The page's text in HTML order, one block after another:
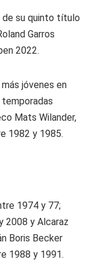
de su quinto título
Garros
2022.
jóvenes en
temporadas
Mats Wilander,
1982 y 1985.
1974 y 77;
2008 y Alcaraz
Boris Becker
1988 y 1991.